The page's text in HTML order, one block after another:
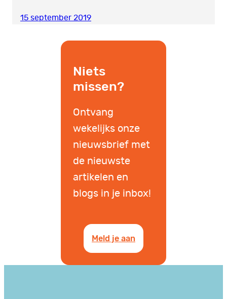
15 september 2019
Niets
missen?
Ontvang
wekelijks onze
nieuwsbrief met
de nieuwste
artikelen en
blogs in je inbox!
Meld je aan